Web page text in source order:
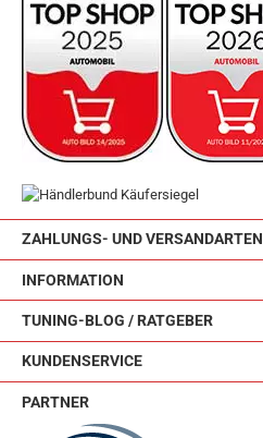
ZAHLUNGS- UND VERSANDARTEN
INFORMATION
TUNING-BLOG / RATGEBER
KUNDENSERVICE
PARTNER